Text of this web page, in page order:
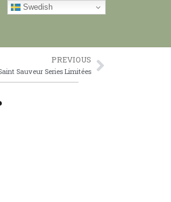
PREVIOUS
Sauveur Series LimitéesNext
Swedish